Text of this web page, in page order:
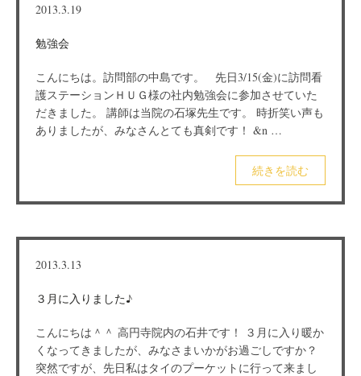
2013.3.19
勉強会
こんにちは。訪問部の中島です。 先日3/15(金)に訪問看
護ステーションＨＵＧ様の社内勉強会に参加させていた
だきました。 講師は当院の石塚先生です。 時折笑い声も
ありましたが、みなさんとても真剣です！ &n …
続きを読む
2013.3.13
３月に入りました♪
こんにちは＾＾ 高円寺院内の石井です！ ３月に入り暖か
くなってきましたが、みなさまいかがお過ごしですか？
突然ですが、先日私はタイのプーケットに行って来まし